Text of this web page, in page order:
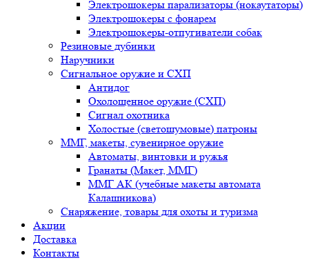
Электрошокеры парализаторы (нокаутаторы)
Электрошокеры с фонарем
Электрошокеры-отпугиватели собак
Резиновые дубинки
Наручники
Сигнальное оружие и СХП
Антидог
Охолощенное оружие (СХП)
Сигнал охотника
Холостые (светошумовые) патроны
ММГ, макеты, сувенирное оружие
Автоматы, винтовки и ружья
Гранаты (Макет, ММГ)
ММГ АК (учебные макеты автомата
Калашникова)
Снаряжение, товары для охоты и туризма
Акции
Доставка
Контакты